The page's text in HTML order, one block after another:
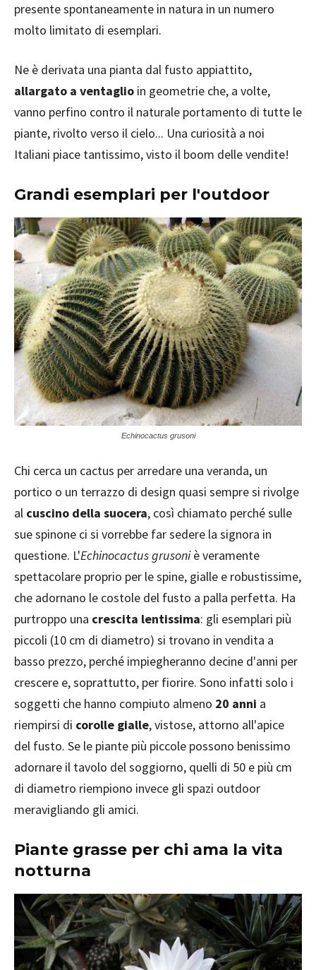
presente spontaneamente in natura in un numero
molto limitato di esemplari.
Ne è derivata una pianta dal fusto appiattito,
allargato a ventaglio in geometrie che, a volte,
vanno perfino contro il naturale portamento di tutte le
piante, rivolto verso il cielo... Una curiosità a noi
Italiani piace tantissimo, visto il boom delle vendite!
Grandi esemplari per l'outdoor
Echinocactus grusoni
Chi cerca un cactus per arredare una veranda, un
portico o un terrazzo di design quasi sempre si rivolge
al cuscino della suocera, così chiamato perché sulle
sue spinone ci si vorrebbe far sedere la signora in
questione. L'Echinocactus grusoniè veramente
spettacolare proprio per le spine, gialle e robustissime,
che adornano le costole del fusto a palla perfetta. Ha
purtroppo una crescita lentissima: gli esemplari più
piccoli (10 cm di diametro) si trovano in vendita a
basso prezzo, perché impiegheranno decine d'anni per
crescere e, soprattutto, per fiorire. Sono infatti solo i
soggetti che hanno compiuto almeno 20 anni a
riempirsi di corolle gialle, vistose, attorno all'apice
del fusto. Se le piante più piccole possono benissimo
adornare il tavolo del soggiorno, quelli di 50 e più cm
di diametro riempiono invece gli spazi outdoor
meravigliando gli amici.
Piante grasse per chi ama la vita
notturna